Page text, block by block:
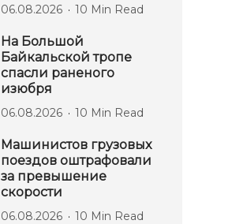
06.08.2026 10 Min Read
На Большой
Байкальской тропе
спасли раненого
изюбря
06.08.2026 10 Min Read
Машинистов грузовых
поездов оштрафовали
за превышение
скорости
06.08.2026 10 Min Read